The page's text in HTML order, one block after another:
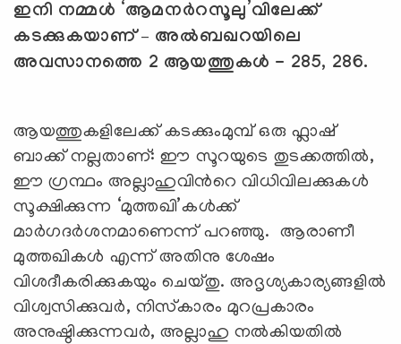
ഇനി നമ്മള്‍ ആമനര്‍റസൂലു വിലേക്ക്
കടക്കുകയാണ് – അ‍ല്‍ബഖറയിലെ
അവസാനത്തെ 2 ആയത്തുകള്‍ - 285, 286.
ആയത്തുകളിലേക്ക് കടക്കുംമുമ്പ് ഒരു ഫ്ലാഷ്
ബാക്ക് നല്ലതാണ്: ഈ സൂറയുടെ തുടക്കത്തില്‍,
ഈ ഗ്രന്ഥം അല്ലാഹുവിന്‍റെ വിധിവിലക്കുകള്‍
സൂക്ഷിക്കുന്ന ‘മുത്തഖി’കള്‍ക്ക്
മാര്‍ഗദര്‍ശനമാണെന്ന് പറഞ്ഞു. ആരാണീ
മുത്തഖികള്‍ എന്ന് അതിനു ശേഷം
വിശദീകരിക്കുകയും ചെയ്തു. അദൃശ്യകാര്യങ്ങളില്‍
വിശ്വസിക്കുവര്‍, നിസ്‌കാരം മുറപ്രകാരം
അനുഷ്ഠിക്കുന്നവര്‍, അല്ലാഹു നല്‍കിയതില്‍